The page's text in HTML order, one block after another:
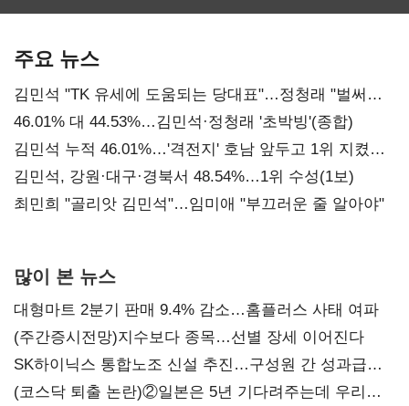
주요 뉴스
김민석 "TK 유세에 도움되는 당대표"…정청래 "벌써
대표된 양 당직 배분"
46.01% 대 44.53%…김민석·정청래 '초박빙'(종합)
김민석 누적 46.01%…'격전지' 호남 앞두고 1위 지켰다
(2보)
김민석, 강원·대구·경북서 48.54%…1위 수성(1보)
최민희 "골리앗 김민석"…임미애 "부끄러운 줄 알아야"
많이 본 뉴스
대형마트 2분기 판매 9.4% 감소…홈플러스 사태 여파
(주간증시전망)지수보다 종목…선별 장세 이어진다
SK하이닉스 통합노조 신설 추진…구성원 간 성과급
불만 확산
(코스닥 퇴출 논란)②일본은 5년 기다려주는데 우리는